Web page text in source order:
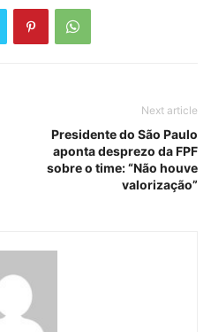
Next article
Presidente do São Paulo
aponta desprezo da FPF
sobre o time: “Não houve
valorização”